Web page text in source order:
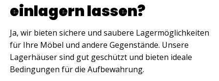
einlagern lassen?
Ja, wir bieten sichere und saubere Lagermöglichkeiten
für Ihre Möbel und andere Gegenstände. Unsere
Lagerhäuser sind gut geschützt und bieten ideale
Bedingungen für die Aufbewahrung.